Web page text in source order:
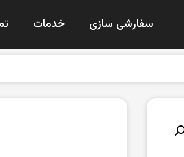
سفارشی سازی خدمات